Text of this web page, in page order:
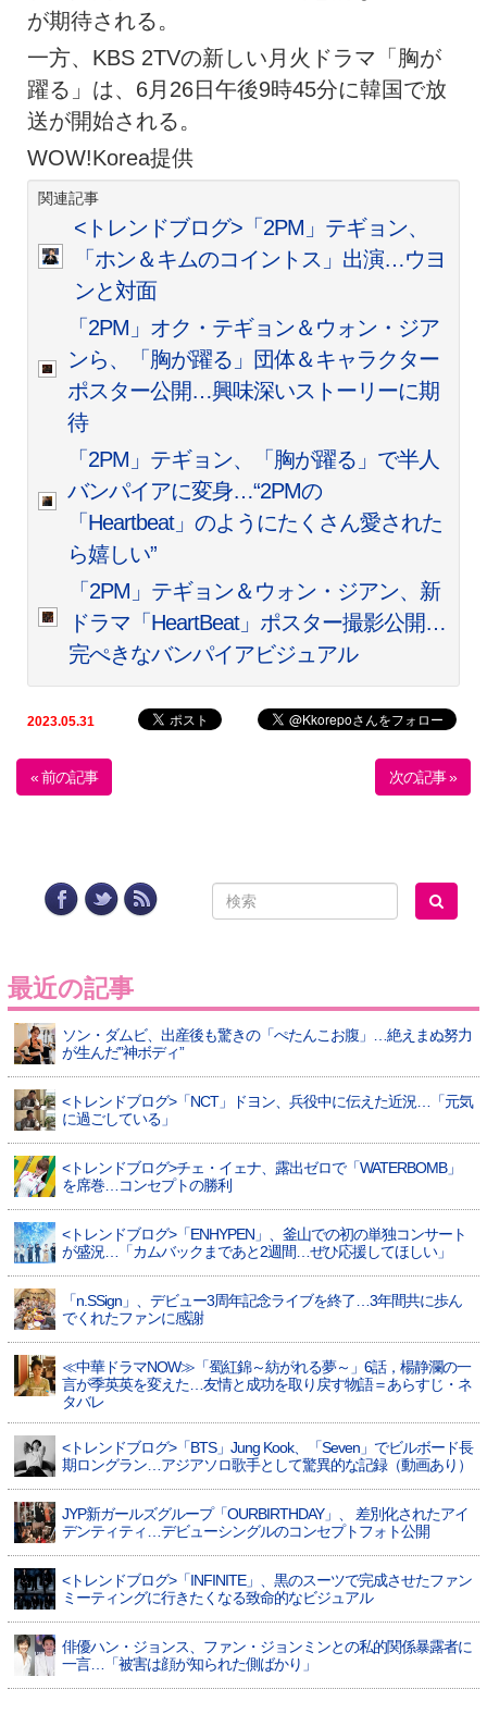
が期待される。
一方、KBS 2TVの新しい月火ドラマ「胸が
躍る」は、6月26日午後9時45分に韓国で放
送が開始される。
WOW!Korea提供
関連記事
<トレンドブログ>「2PM」テギョン、
「ホン＆キムのコイントス」出演…ウヨ
ンと対面
「2PM」オク・テギョン＆ウォン・ジア
ンら、「胸が躍る」団体＆キャラクター
ポスター公開…興味深いストーリーに期
待
「2PM」テギョン、「胸が躍る」で半人
バンパイアに変身…“2PMの
「Heartbeat」のようにたくさん愛された
ら嬉しい”
「2PM」テギョン＆ウォン・ジアン、新
ドラマ「HeartBeat」ポスター撮影公開…
完ぺきなバンパイアビジュアル
2023.05.31
« 前の記事 次の記事 »
最近の記事
ソン・ダムビ、出産後も驚きの「ぺたんこお腹」…絶えまぬ努力
が生んだ”神ボディ”
<トレンドブログ>「NCT」ドヨン、兵役中に伝えた近況…「元気
に過ごしている」
<トレンドブログ>チェ・イェナ、露出ゼロで「WATERBOMB」
を席巻…コンセプトの勝利
<トレンドブログ>「ENHYPEN」、釜山での初の単独コンサート
が盛況…「カムバックまであと2週間…ぜひ応援してほしい」
「n.SSign」、デビュー3周年記念ライブを終了…3年間共に歩ん
でくれたファンに感謝
≪中華ドラマNOW≫「蜀紅錦～紡がれる夢～」6話，楊静瀾の一
言が季英英を変えた…友情と成功を取り戻す物語＝あらすじ・ネ
タバレ
<トレンドブログ>「BTS」Jung Kook、「Seven」でビルボード長
期ロングラン…アジアソロ歌手として驚異的な記録（動画あり）
JYP新ガールズグループ「OURBIRTHDAY」、 差別化されたアイ
デンティティ…デビューシングルのコンセプトフォト公開
<トレンドブログ>「INFINITE」、黒のスーツで完成させたファン
ミーティングに行きたくなる致命的なビジュアル
俳優ハン・ジョンス、ファン・ジョンミンとの私的関係暴露者に
一言…「被害は顔が知られた側ばかり」